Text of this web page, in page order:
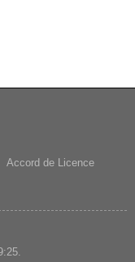
Accord de Licence